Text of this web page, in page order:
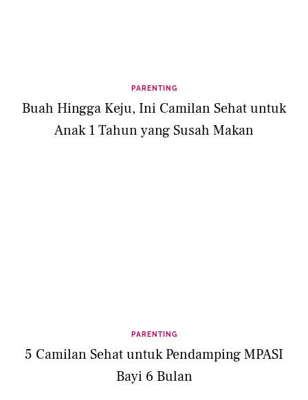
PARENTING
Buah Hingga Keju, Ini Camilan Sehat untuk
Anak 1 Tahun yang Susah Makan
PARENTING
5 Camilan Sehat untuk Pendamping MPASI
Bayi 6 Bulan